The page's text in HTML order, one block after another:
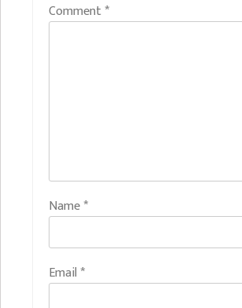
Comment*
Name*
Email *